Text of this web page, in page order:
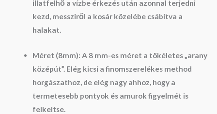
illatfelhő a vízbe érkezés után azonnal terjedni
kezd, messziről a kosár közelébe csábítva a
halakat.
Méret (8mm): A 8 mm-es méret a tökéletes „arany
középút”. Elég kicsi a finomszerelékes method
horgászathoz, de elég nagy ahhoz, hogy a
termetesebb pontyok és amurok figyelmét is
felkeltse.